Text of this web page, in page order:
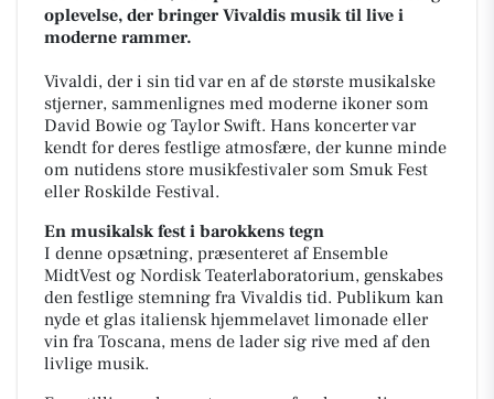
oplevelse, der bringer Vivaldis musik til live i
moderne rammer.
Vivaldi, der i sin tid var en af de største musikalske
stjerner, sammenlignes med moderne ikoner som
David Bowie og Taylor Swift. Hans koncerter var
kendt for deres festlige atmosfære, der kunne minde
om nutidens store musikfestivaler som Smuk Fest
eller Roskilde Festival.
En musikalsk fest i barokkens tegn
I denne opsætning, præsenteret af Ensemble
MidtVest og Nordisk Teaterlaboratorium, genskabes
den festlige stemning fra Vivaldis tid. Publikum kan
nyde et glas italiensk hjemmelavet limonade eller
vin fra Toscana, mens de lader sig rive med af den
livlige musik.